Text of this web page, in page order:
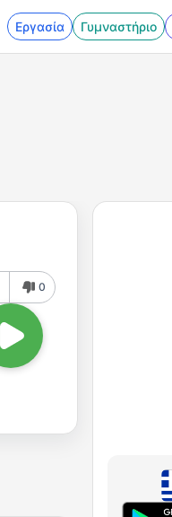
Εργασία Γυμναστήριο
0